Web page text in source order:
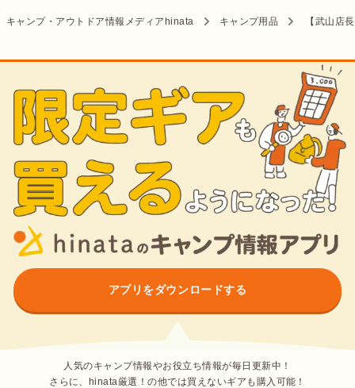
キャンプ・アウトドア情報メディアhinata キャンプ用品 【武山店
アプリをダウンロードする
人気のキャンプ情報やお役立ち情報が毎日更新中！
さらに、hinata厳選！の他では買えないギアも購入可能！